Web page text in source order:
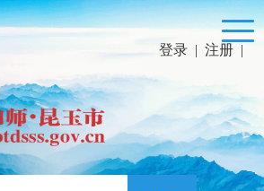
登录 | 注册 |